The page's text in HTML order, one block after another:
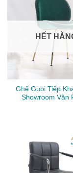
HẾT
Ghế Gubi Tiếp
Showroom Văn